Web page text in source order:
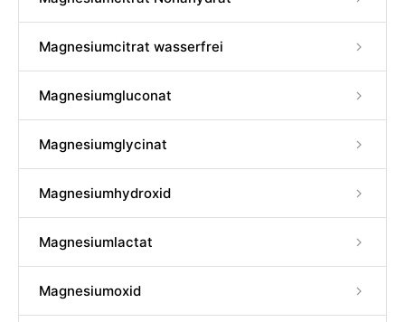
Magnesiumcitrat wasserfrei
Magnesiumgluconat
Magnesiumglycinat
Magnesiumhydroxid
Magnesiumlactat
Magnesiumoxid